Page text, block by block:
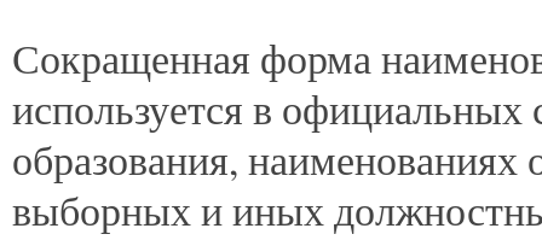
Сокращенная форма
используется в
образования, наименованиях
выборных и иных